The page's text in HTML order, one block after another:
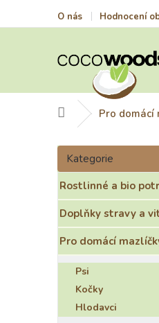
O nás Hodnocení
Domů Pro domácí
P
s
t
r
a
n
n
í
Přeskočit
kategorie
Kategorie
Rostlinné a bio
Doplňky stravy a
Pro domácí
Psi
Kočky
Hlodavci